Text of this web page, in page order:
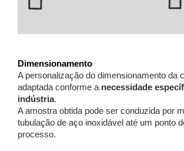
Dimensionamento
A personalização do dimensionamento da
adaptada conforme anecessidade
indústria.
A amostra obtida pode ser conduzida por
tubulação de aço inoxidável até um ponto
processo.